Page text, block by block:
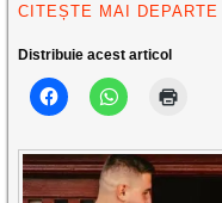
CITEȘTE MAI DEPARTE
Distribuie acest articol